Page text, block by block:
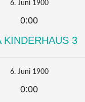
6. Juni 1900
0:00
KINDERHAUS 3
6. Juni 1900
0:00